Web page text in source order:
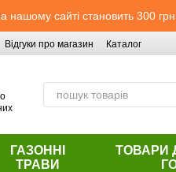
нашому сайті становить 300 грн
Відгуки про магазин
Каталог
ГАЗОННІ
ТРАВИ
ТОВАРИ